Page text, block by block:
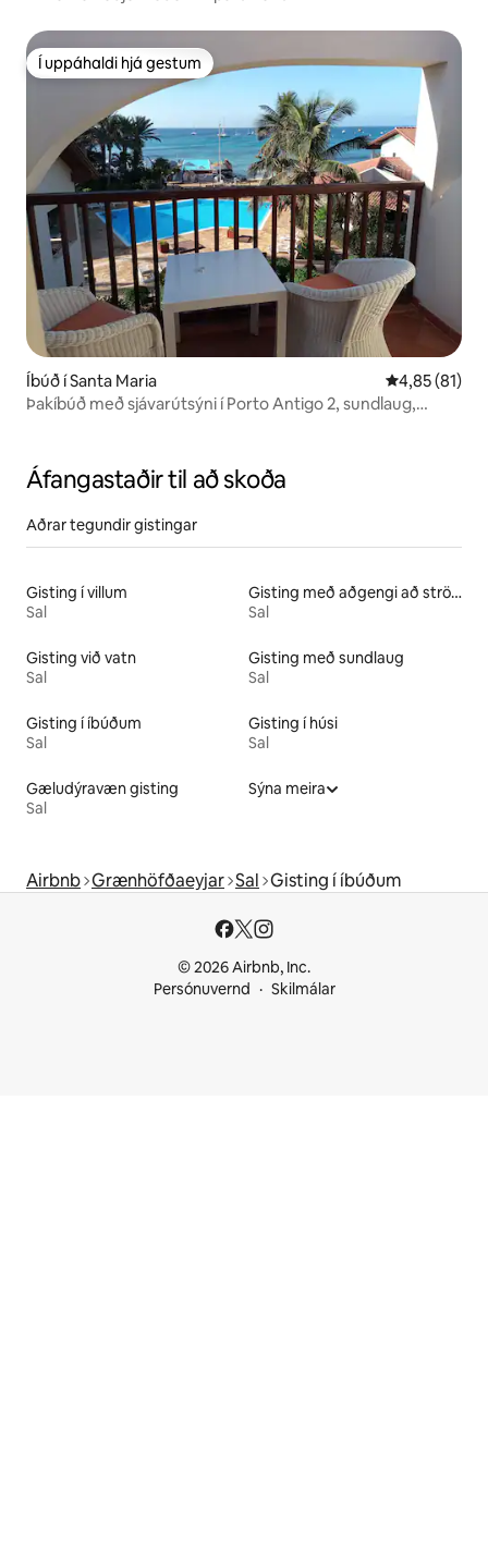
Í uppáhaldi hjá gestum
Í uppáhaldi hjá gestum
Íbúð í Santa Maria 4,85 af 5 í
4,85 (81)
Þakíbúð með sjávarútsýni í Porto Antigo 2, sundlaug,
Áfangastaðir til að skoða
Aðrar tegundir gistingar
Gisting í villum
Sal
Gisting með aðgengi að strönd
Sal
Gisting við vatn
Sal
Gisting með sundlaug
Sal
Gisting í íbúðum
Sal
Gisting í húsi
Sal
Gæludýravæn gisting
Sal
Sýna meira
Airbnb Grænhöfðaeyjar Sal Gisting í íbúðum
© 2026 Airbnb, Inc.
Persónuvernd
Skilmálar